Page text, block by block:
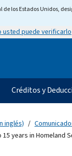
los Estados Unidos,
usted puede verificarlo
Créditos y
inglés)
years in Homeland